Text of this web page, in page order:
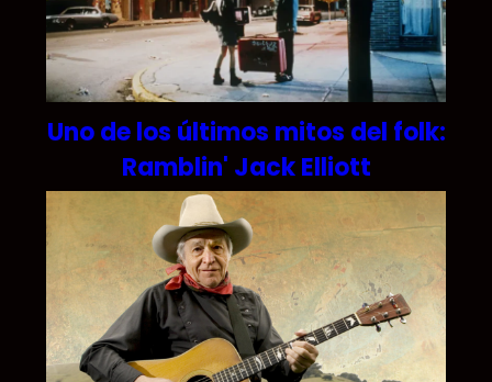
Uno de los últimos mitos del folk:
Ramblin' Jack Elliott